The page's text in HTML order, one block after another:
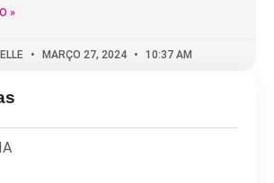
»
MARÇO 27, 2024 10:37 AM